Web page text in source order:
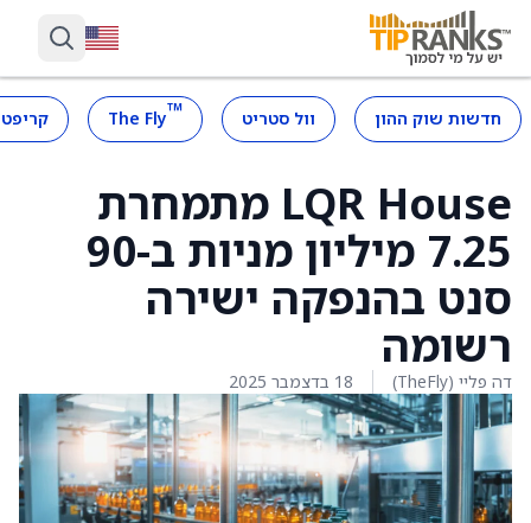
חדשות שוק ההון וול סטריט ™
The Fly
LQR House מתמחרת
7.25 מיליון מניות ב-90
סנט בהנפקה ישירה
רשומה
דה פליי (TheFly) 18 בדצמבר 2025